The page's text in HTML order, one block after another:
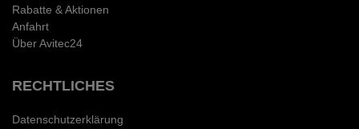
Rabatte & Aktionen
Anfahrt
Über Avitec24
RECHTLICHES
Datenschutzerklärung